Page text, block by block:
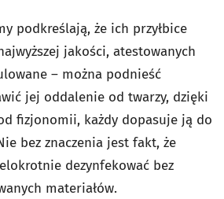
podkreślają, że ich przyłbice
jakości, atestowanych
– można podnieść
jej oddalenie od twarzy, dzięki
fizjonomii, każdy dopasuje ją do
bez znaczenia jest fakt, że
dezynfekować bez
materiałów.